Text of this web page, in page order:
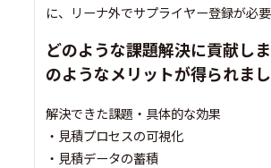
に、リーナ外でサプライヤー登録が必
どのような課題解決に貢献し
のようなメリットが得られま
解決できた課題・具体的な効果
・見積プロセスの可視化
・見積データの蓄積